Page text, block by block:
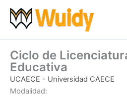
contenido
Ciclo de
Educativa
UCAECE - Universidad CAECE
Modalidad: